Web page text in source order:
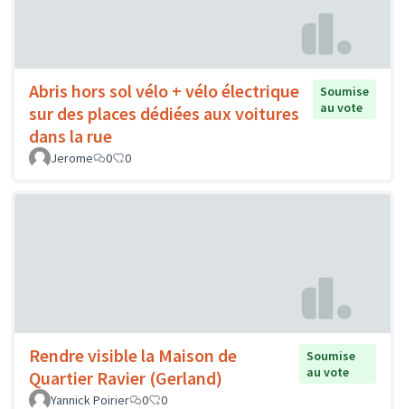
Abris hors sol vélo + vélo électrique
sur des places dédiées aux voitures
dans la rue
Soumise
au vote
Jerome 0 0
Rendre visible la Maison de
Quartier Ravier (Gerland)
Soumise
au vote
Yannick Poirier
0 0